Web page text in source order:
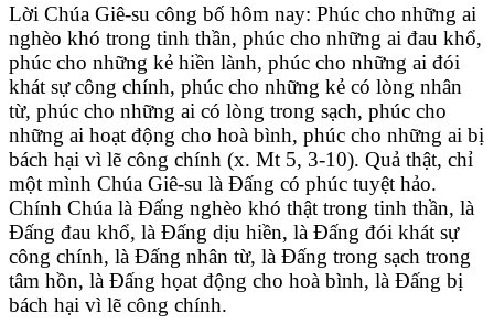
Lời Chúa Giê-su công bố hôm nay: Phúc cho những ai
nghèo khó trong tinh thần, phúc cho những ai đau khổ,
phúc cho những kẻ hiền lành, phúc cho những ai đói
khát sự công chính, phúc cho những kẻ có lòng nhân
từ, phúc cho những ai có lòng trong sạch, phúc cho
những ai hoạt động cho hoà bình, phúc cho những ai bị
bách hại vì lẽ công chính (x. Mt 5, 3-10). Quả thật, chỉ
một mình Chúa Giê-su là Ðấng có phúc tuyệt hảo.
Chính Chúa là Ðấng nghèo khó thật trong tinh thần, là
Ðấng đau khổ, là Ðấng dịu hiền, là Ðấng đói khát sự
công chính, là Ðấng nhân từ, là Ðấng trong sạch trong
tâm hồn, là Ðấng họat động cho hoà bình, là Ðấng bị
bách hại vì lẽ công chính.